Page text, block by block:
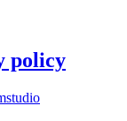
policy